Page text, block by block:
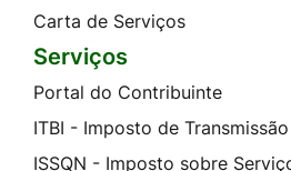
Carta de Serviços
Serviços
Portal do Contribuinte
ITBI - Imposto de
ISSQN - Imposto sobre